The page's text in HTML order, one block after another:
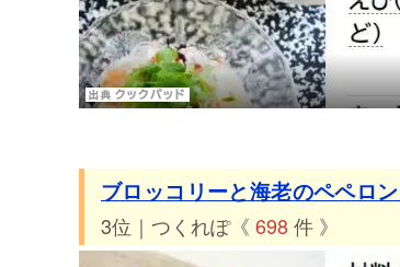
ブロッコリーと海老のペペロ
3位｜つくれぽ《 698件 》